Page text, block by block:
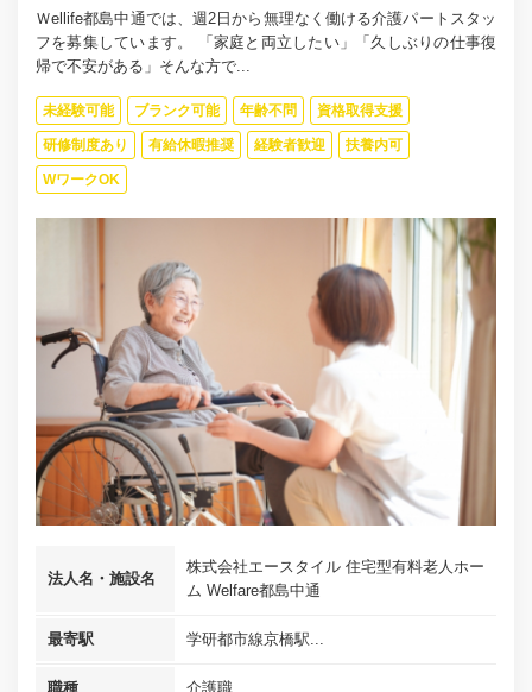
Ｗellife都島中通では、週2日から無理なく働ける介護パートスタッ
フを募集しています。 「家庭と両立したい」「久しぶりの仕事復
帰で不安がある」そんな方で...
未経験可能 ブランク可能 年齢不問 資格取得支援
研修制度あり 有給休暇推奨 経験者歓迎 扶養内可
WワークOK
法人名・施設名
株式会社エースタイル 住宅型有料老人ホー
ム Welfare都島中通
最寄駅 学研都市線京橋駅...
職種 介護職